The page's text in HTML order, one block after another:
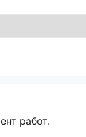
работ.